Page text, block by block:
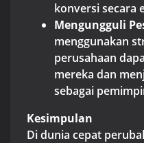
konversi secara
Mengungguli
menggunakan
perusahaan
mereka dan
sebagai
Kesimpulan
Di dunia cepat